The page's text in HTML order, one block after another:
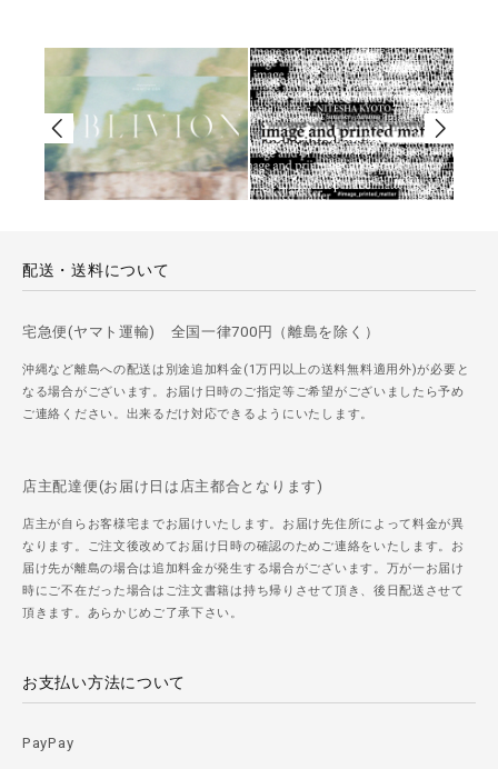
配送・送料について
宅急便(ヤマト運輸) 全国一律700円（離島を除く）
沖縄など離島への配送は別途追加料金(1万円以上の送料無料適用外)が必要と
なる場合がございます。お届け日時のご指定等ご希望がございましたら予め
ご連絡ください。出来るだけ対応できるようにいたします。
店主配達便(お届け日は店主都合となります)
店主が自らお客様宅までお届けいたします。お届け先住所によって料金が異
なります。ご注文後改めてお届け日時の確認のためご連絡をいたします。お
届け先が離島の場合は追加料金が発生する場合がございます。万が一お届け
時にご不在だった場合はご注文書籍は持ち帰りさせて頂き、後日配送させて
頂きます。あらかじめご了承下さい。
お支払い方法について
PayPay